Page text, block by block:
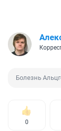
Болезнь
0